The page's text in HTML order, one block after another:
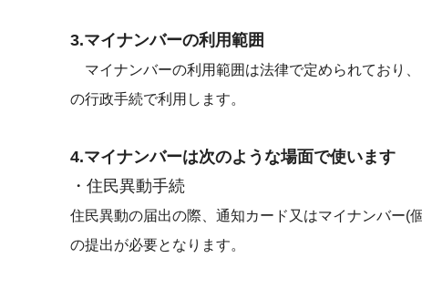
3.マイナンバーの利用範囲
マイナンバーの利用範囲は法律で定められており
の行政手続で利用します。
4.マイナンバーは次のような場面で使います
・住民異動手続
住民異動の届出の際、通知カード又はマイナンバー(
の提出が必要となります。